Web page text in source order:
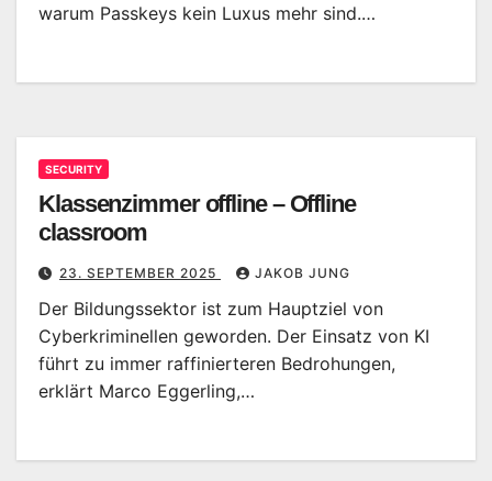
warum Passkeys kein Luxus mehr sind.…
SECURITY
Klassenzimmer offline – Offline
classroom
23. SEPTEMBER 2025 JAKOB JUNG
Der Bildungssektor ist zum Hauptziel von
Cyberkriminellen geworden. Der Einsatz von KI
führt zu immer raffinierteren Bedrohungen,
erklärt Marco Eggerling,…